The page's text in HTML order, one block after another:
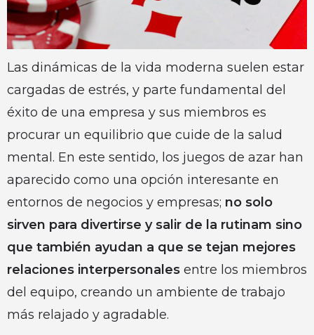
Las dinámicas de la vida moderna suelen estar
cargadas de estrés, y parte fundamental del
éxito de una empresa y sus miembros es
procurar un equilibrio que cuide de la salud
mental. En este sentido, los juegos de azar han
aparecido como una opción interesante en
entornos de negocios y empresas; no solo
sirven para divertirse y salir de la rutinam sino
que también ayudan a que se tejan mejores
relaciones interpersonales entre los miembros
del equipo, creando un ambiente de trabajo
más relajado y agradable.